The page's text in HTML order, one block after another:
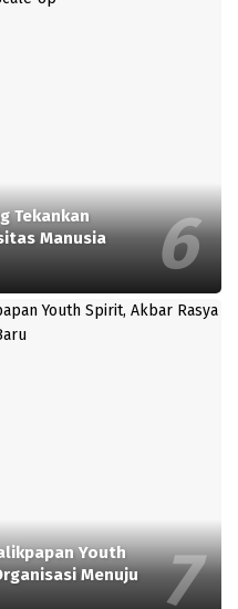
Tekankan
Manusia
Youth
Menuju